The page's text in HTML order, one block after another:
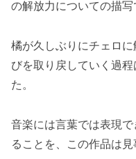
の解放力についての描写
橘が久しぶりにチェロ
びを取り戻していく過
た。
音楽には言葉では表現
ることを、この作品は見